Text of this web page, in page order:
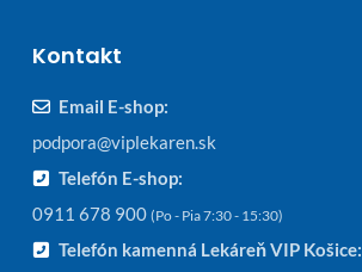
Kontakt
Email E-shop:
podpora@viplekaren.sk
Telefón E-shop:
0911 678 900 (Po - Pia 7:30 - 15:30)
Telefón kamenná Lekáreň VIP Košice: